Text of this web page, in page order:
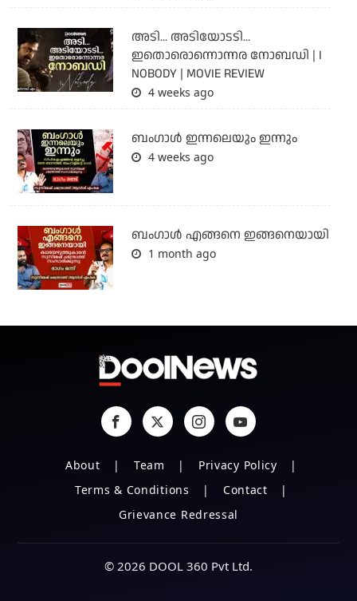
അടി... അടിയോടടി...
ഇതൊരൊന്നൊന്നര നോബഡി | I
NOBODY | MOVIE REVIEW
4 weeks ago
ബംഗാള്‍ ഇന്നലെയും ഇന്നും
4 weeks ago
ബം​ഗാൾ എങ്ങനെ ഇങ്ങനെയായി
1 month ago
About Team
Privacy Policy
Terms & Conditions
Contact
Grievance Redressal
© 2026 DOOL 360 Pvt Ltd.